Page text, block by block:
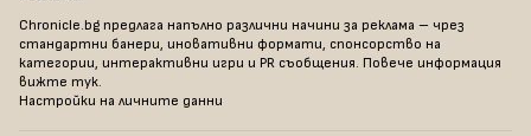
Chronicle.bg предлага напълно различни начини за реклама – чрез
стандартни банери, иновативни формати, спонсорство на
категории, интерактивни игри и PR съобщения. Повече информация
вижте тук.
Настройки на личните данни